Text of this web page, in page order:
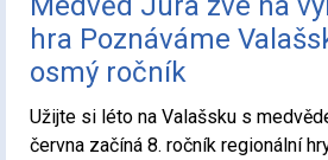
hra Poznáváme
osmý ročník
Užijte si léto na Valašsku s
června začíná 8. ročník regionální